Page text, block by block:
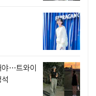
야…트와이